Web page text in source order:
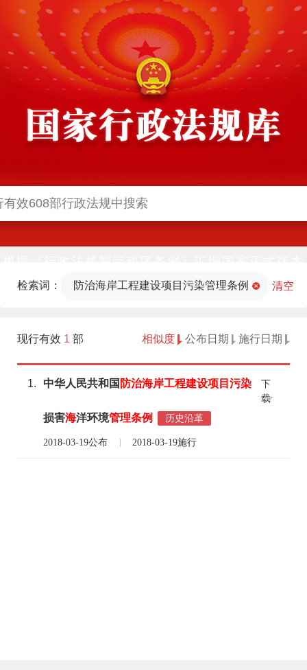
法部官网)同步公布
检索词： 防治海岸工程建设项目污染管理条例 清空
现行有效 1 部 相似度 公布日期 施行日期
1. 中华人民共和国 防治海岸工程建设项目 污染
损害海洋环境管理条例 历史沿革
2018-03-19公布 2018-03-19施行
下
载